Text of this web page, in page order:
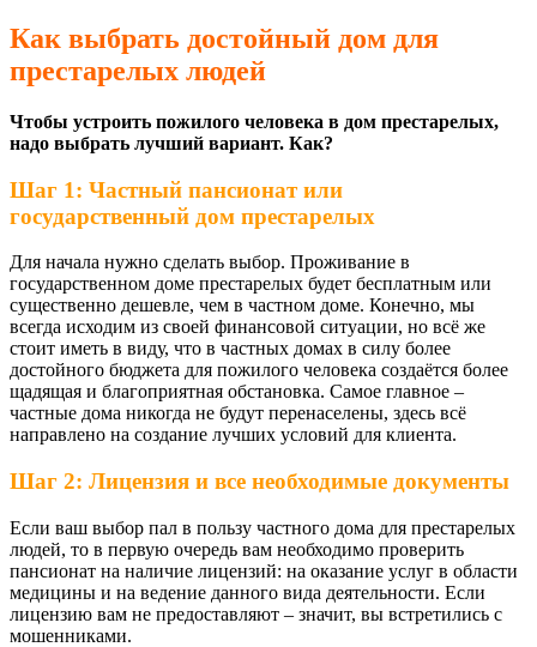
Как выбрать достойный дом для
престарелых людей
Чтобы устроить пожилого человека в дом престарелых,
надо выбрать лучший вариант. Как?
Шаг 1: Частный пансионат или
государственный дом престарелых
Для начала нужно сделать выбор. Проживание в
государственном доме престарелых будет бесплатным или
существенно дешевле, чем в частном доме. Конечно, мы
всегда исходим из своей финансовой ситуации, но всё же
стоит иметь в виду, что в частных домах в силу более
достойного бюджета для пожилого человека создаётся более
щадящая и благоприятная обстановка. Самое главное –
частные дома никогда не будут перенаселены, здесь всё
направлено на создание лучших условий для клиента.
Шаг 2: Лицензия и все необходимые документы
Если ваш выбор пал в пользу частного дома для престарелых
людей, то в первую очередь вам необходимо проверить
пансионат на наличие лицензий: на оказание услуг в области
медицины и на ведение данного вида деятельности. Если
лицензию вам не предоставляют – значит, вы встретились с
мошенниками.